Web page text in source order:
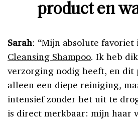
product en
Sarah: “Mijn absolute favoriet
Cleansing Shampoo. Ik heb
verzorging nodig heeft, en
alleen een diepe reiniging,
intensief zonder het uit te
is direct merkbaar: mijn haar